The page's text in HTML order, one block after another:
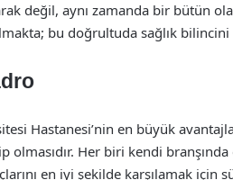
değil, aynı zamanda bir bütün
bu doğrultuda sağlık
Hastanesi’nin en büyük
olmasıdır. Her biri kendi
en iyi şekilde karşılamak